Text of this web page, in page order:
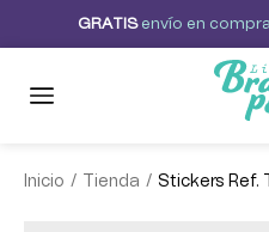
GRAT S envío en
Inicio / Tienda / Stickers Ref.